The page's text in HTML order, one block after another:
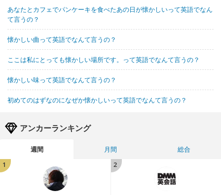
あなたとカフェでパンケーキを食べたあの日が懐かしいって英語でなん
て言うの？
懐かしい曲って英語でなんて言うの？
ここは私にとっても懐かしい場所です。って英語でなんて言うの？
懐かしい味って英語でなんて言うの？
初めてのはずなのになぜか懐かしいって英語でなんて言うの？
アンカーランキング
週間 月間
総合
1
2